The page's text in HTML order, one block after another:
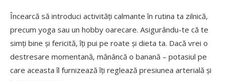
Încearcă să introduci activități calmante în rutina ta zilnică,
precum yoga sau un hobby oarecare. Asigurându-te că te
simți bine și fericită, îți pui pe roate și dieta ta. Dacă vrei o
destresare momentană, mănâncă o banană – potasiul pe
care aceasta îl furnizează îți reglează presiunea arterială și